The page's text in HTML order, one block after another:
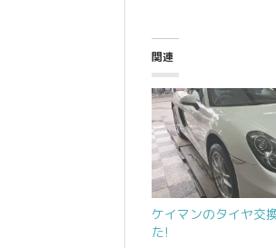
関連
ケイマンのタイヤ交
た!